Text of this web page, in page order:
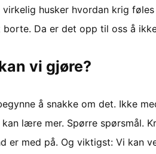
virkelig husker hvordan krig
borte. Da er det opp til oss å
vi gjøre?
å snakke om det. Ikke
lære mer. Spørre spørsmål.
er med på. Og viktigst: Vi kan